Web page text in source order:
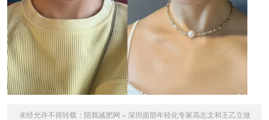
未经允许不得转载： 陪我减肥网 » 深圳面部年轻化专家高志文和王乙立做